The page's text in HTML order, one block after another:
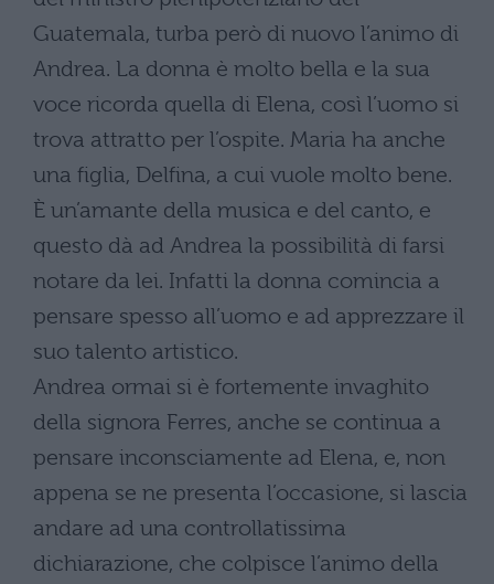
Guatemala, turba però di nuovo l’animo di
Andrea. La donna è molto bella e la sua
voce ricorda quella di Elena, così l’uomo si
trova attratto per l’ospite. Maria ha anche
una figlia, Delfina, a cui vuole molto bene.
È un’amante della musica e del canto, e
questo dà ad Andrea la possibilità di farsi
notare da lei. Infatti la donna comincia a
pensare spesso all’uomo e ad apprezzare il
suo talento artistico.
Andrea ormai si è fortemente invaghito
della signora Ferres, anche se continua a
pensare inconsciamente ad Elena, e, non
appena se ne presenta l’occasione, si lascia
andare ad una controllatissima
dichiarazione, che colpisce l’animo della